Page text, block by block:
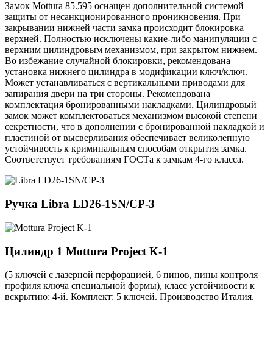
Замок Mottura 85.595 оснащен дополнительной системой
защиты от несанкционированного проникновения. При
закрывании нижней части замка происходит блокировка
верхней. Полностью исключены какие-либо манипуляции с
верхним цилиндровым механизмом, при закрытом нижнем.
Во избежание случайной блокировки, рекомендована
установка нижнего цилиндра в модификации ключ/ключ.
Может устанавливаться с вертикальными приводами для
запирания двери на три стороны. Рекомендована
комплектация бронированными накладками. Цилиндровый
замок может комплектоваться механизмом высокой степени
секретности, что в дополнении с бронированной накладкой и
пластиной от высверливания обеспечивает великолепную
устойчивость к криминальным способам открытия замка.
Соответствует требованиям ГОСТа к замкам 4-го класса.
Ручка Libra LD26-1SN/CP-3
Цилиндр 1 Mottura Project K-1
(5 ключей с лазерной перфорацией, 6 пинов, пины контроля
профиля ключа специальной формы), класс устойчивости к
вскрытию: 4-й. Комплект: 5 ключей. Производство Италия.